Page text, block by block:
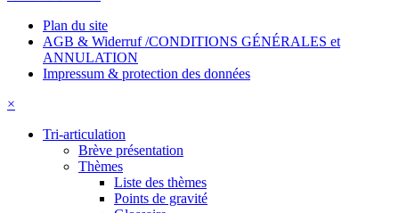
Plan du site
AGB & Widerruf /CONDITIONS GÉNÉRALES et
ANNULATION
Impressum & protection des données
×
Tri-articulation
Brève présentation
Thèmes
Liste des thèmes
Points de gravité